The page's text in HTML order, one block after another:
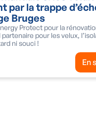
par la trappe
Bruges
Protect pour la
pour les velux,
ni souci !
En